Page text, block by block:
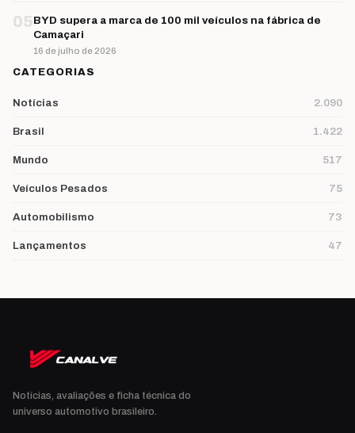
05BYD supera a marca de 100 mil veículos na fábrica de
Camaçari
16 de julho de 2026
CATEGORIAS
Notícias 2.090
Brasil 1.422
Mundo 517
Veículos Pesados 75
Automobilismo 73
Lançamentos 47
Notícias, avaliações e ficha técnica do
universo automotivo brasileiro.